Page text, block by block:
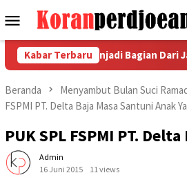
ke
Menu
Mobile
Kabar Terbaru
Unjuk Rasa Menjadi Bagian Dari
Beranda
Menyambut Bulan Suci
FSPMI PT. Delta Baja Masa Santuni Anak
PUK SPL FSPMI PT.
Admin
16 Juni 2015
11 views